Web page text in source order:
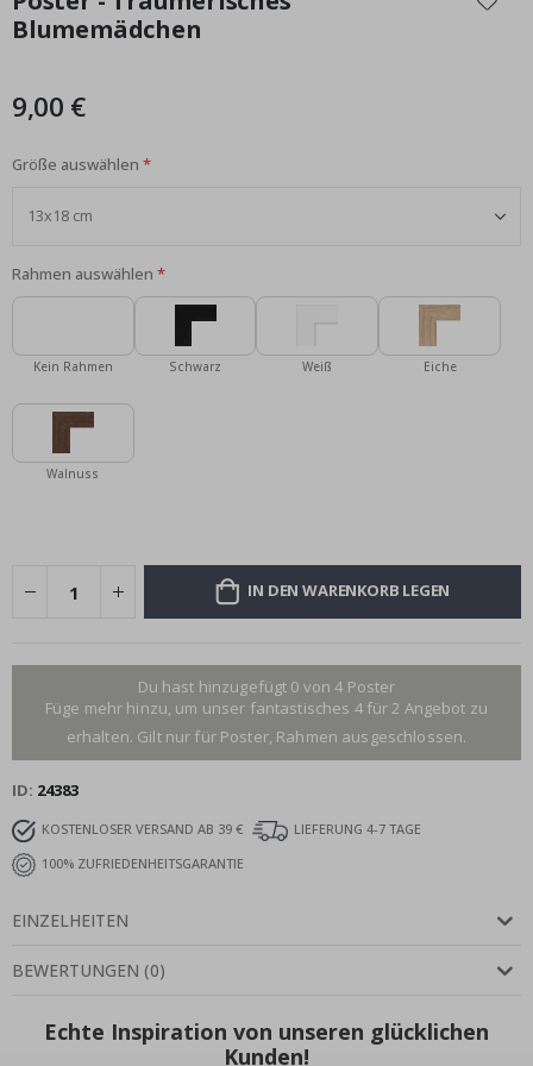
der
Bildgalerie
Blumemädchen
9,00 €
Größe auswählen
Rahmen auswählen
Kein Rahmen Schwarz Weiß Eiche
Walnuss
IN DEN WARENKORB LEGEN
Du hast hinzugefügt 0 von 4 Poster
Füge mehr hinzu, um unser fantastisches 4 für 2 Angebot zu
erhalten. Gilt nur für Poster, Rahmen ausgeschlossen.
ID 24383
KOSTENLOSER VERSAND AB 39 €
LIEFERUNG 4-7 TAGE
100% ZUFRIEDENHEITSGARANTIE
EINZELHEITEN
BEWERTUNGEN (0)
Echte Inspiration von unseren glücklichen
Kunden!